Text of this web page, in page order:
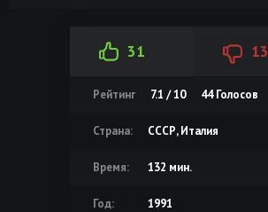
31 13
Рейтинг 7.1 / 10 44Голосов
Страна: СССР, Италия
Время: 132 мин.
Год: 1991